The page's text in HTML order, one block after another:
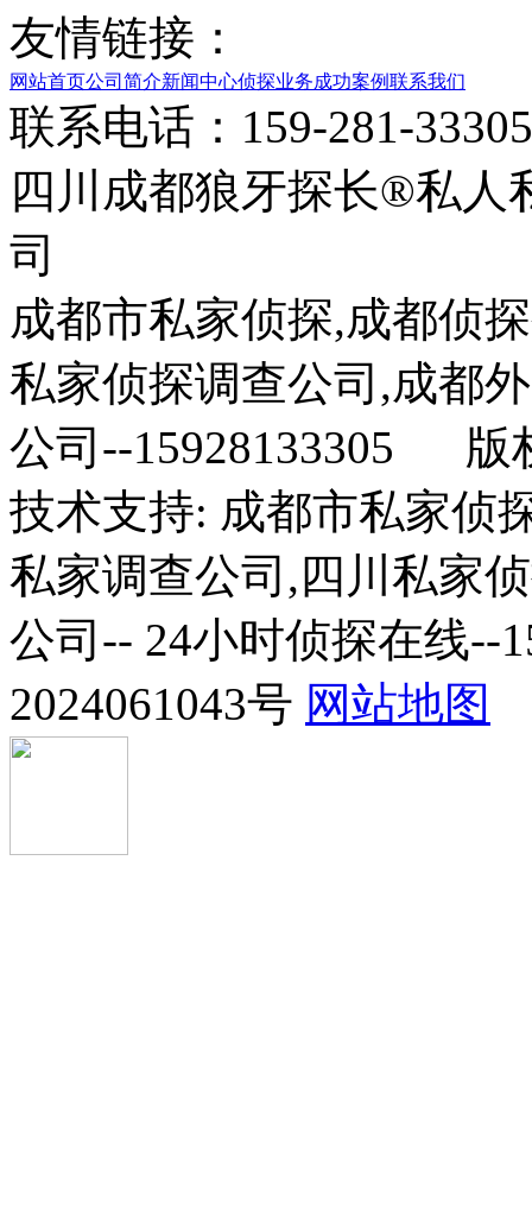
友情链接：
网站首页公司简介新闻中心侦探业务成功案例联系我们
联系电话：159-281-
四川成都狼牙探长®私人
司
成都市私家侦探,成都侦
私家侦探调查公司,成都
公司--15928133305 版
技术支持: 成都市私家侦
私家调查公司,四川私家
公司-- 24小时侦探在线
2024061043号 网站地图